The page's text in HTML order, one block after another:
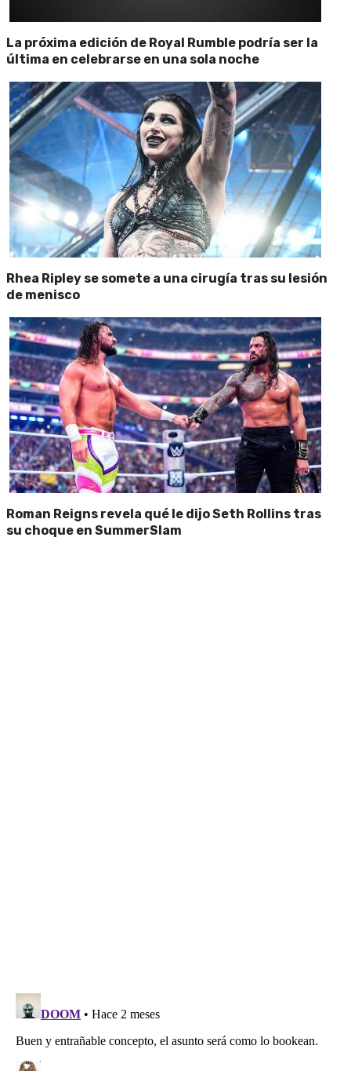
La próxima edición de Royal Rumble podría ser la
última en celebrarse en una sola noche
Rhea Ripley se somete a una cirugía tras su lesión
de menisco
Roman Reigns revela qué le dijo Seth Rollins tras
su choque en SummerSlam